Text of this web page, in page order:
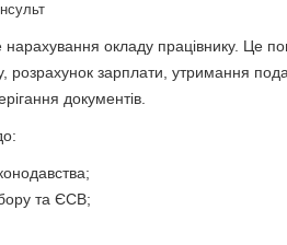
окладу працівнику. Це
розрахунок зарплати, утримання
документів.
та ЄСВ;